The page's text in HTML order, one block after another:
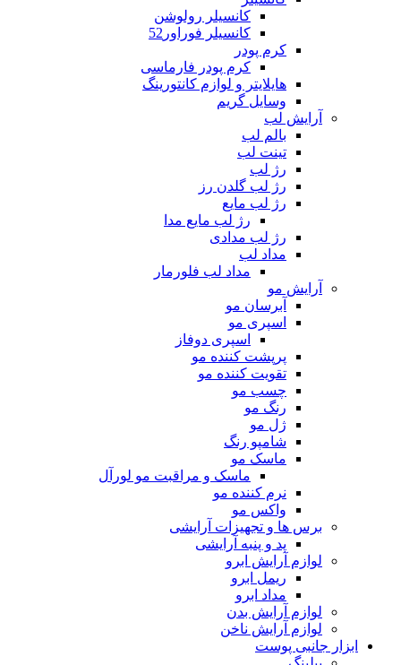
کانسیلر رولوشن
کانسیلر فوراور52
کرم پودر
کرم پودر فارماسی
هایلایتر و لوازم کانتورینگ
وسایل گریم
آرایش لب
بالم لب
تینت لب
رژ لب
رژ لب گلدن رز
رژ لب مایع
رژ لب مایع مدا
رژ لب مدادی
مداد لب
مداد لب فلورمار
آرایش مو
آبرسان مو
اسپری مو
اسپری دوفاز
پرپشت کننده مو
تقویت کننده مو
چسب مو
رنگ مو
ژل مو
شامپو رنگ
ماسک مو
ماسک و مراقبت مو لورآل
نرم کننده مو
واکس مو
برس ها و تجهیزات آرایشی
پد و پنبه آرایشی
لوازم آرایش ابرو
ریمل ابرو
مداد ابرو
لوازم آرایش بدن
لوازم آرایش ناخن
ابزار جانبی پوست